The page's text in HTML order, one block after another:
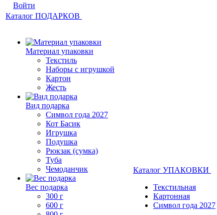
Войти
Каталог ПОДАРКОВ
Материал упаковки
Текстиль
Наборы с игрушкой
Картон
Жесть
Вид подарка
Символ года 2027
Кот Басик
Игрушка
Подушка
Рюкзак (сумка)
Туба
Чемоданчик
Вес подарка
300 г
600 г
Каталог УПАКОВКИ
Текстильная
Картонная
Символ года 2027